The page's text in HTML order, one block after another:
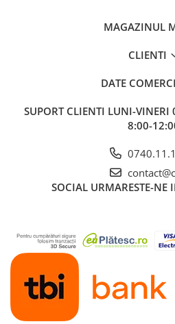
MAGAZINUL
CLIENTI
DATE
SUPORT CLIENTI LUNI-VINERI
8:00-
SOCIAL URMARESTE-NE